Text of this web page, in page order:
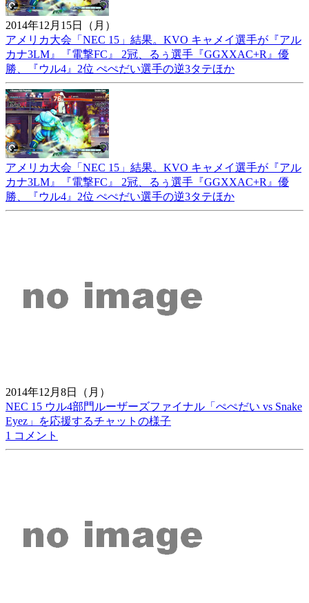
2014年12月15日（月）
アメリカ大会「NEC 15」結果。KVO キャメイ選手が『アル
カナ3LM』『電撃FC』 2冠、るぅ選手『GGXXAC+R』優
勝、『ウル4』2位 ぺぺだい選手の逆3タテほか
アメリカ大会「NEC 15」結果。KVO キャメイ選手が『アル
カナ3LM』『電撃FC』 2冠、るぅ選手『GGXXAC+R』優
勝、『ウル4』2位 ぺぺだい選手の逆3タテほか
2014年12月8日（月）
NEC 15 ウル4部門ルーザーズファイナル「ぺぺだい vs Snake
Eyez」を応援するチャットの様子
1 コメント